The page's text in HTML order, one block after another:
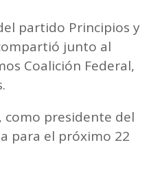
partido Principios y
junto al
Coalición Federal,
como presidente del
para el próximo 22